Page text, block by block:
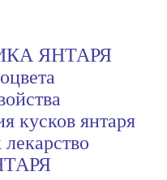
ЯНТАРЯ
кусков янтаря